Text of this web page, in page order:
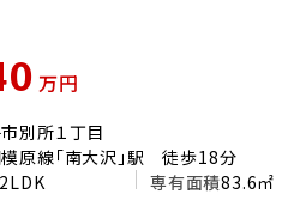
万円
別所１丁目
原線「南大沢」駅 徒歩18分
2LDK 専有面積83.6㎡